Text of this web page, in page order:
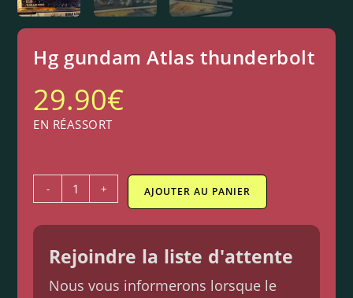
Hg gundam Atlas thunderbolt
29.90€
EN RÉASSORT
- + AJOUTER AU PANIER
Rejoindre la liste d'attente
Nous vous informerons lorsque le